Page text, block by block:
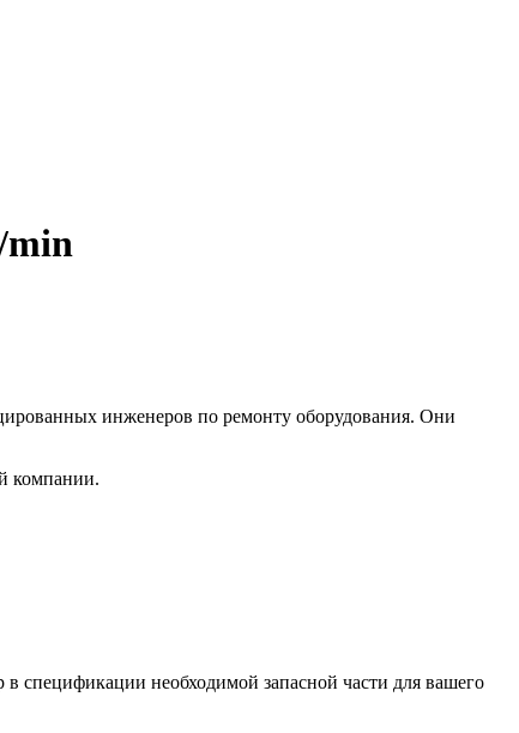
min
инженеров по ремонту оборудования. Они
компании.
необходимой запасной части для вашего